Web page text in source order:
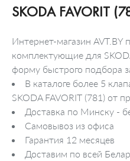
SKODA FAVORIT
Интернет-магазин AVT.BY
комплектующие для
форму быстрого подбора
В каталоге более 5
SKODA FAVORIT (781) от
Доставка по Минску -
Самовывоз из офиса
Гарантия 12 месяцев
Доставим по всей